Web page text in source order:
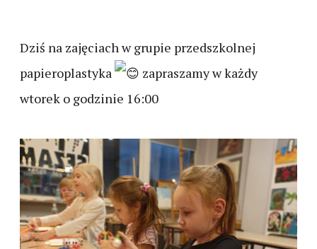
Dziś na zajęciach w grupie przedszkolnej
papieroplastyka
zapraszamy w każdy
wtorek o godzinie 16:00